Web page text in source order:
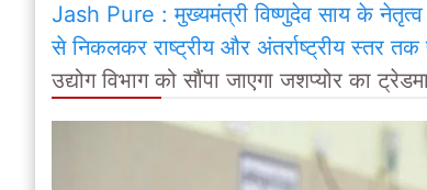
Jash Pure : मुख्यमंत्री विष्णुदेव साय के नेतृत्व में
से निकलकर राष्ट्रीय और अंतर्राष्ट्रीय स्तर तक
उद्योग विभाग को सौंपा जाएगा जशप्योर का